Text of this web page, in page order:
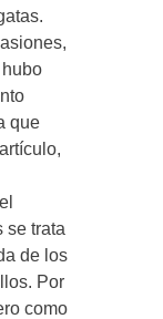
que
se trata
de los
Por
como